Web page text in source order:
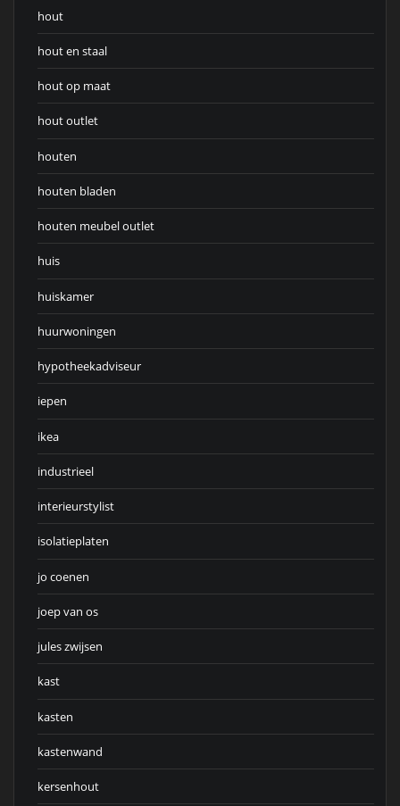
hout
hout en staal
hout op maat
hout outlet
houten
houten bladen
houten meubel outlet
huis
huiskamer
huurwoningen
hypotheekadviseur
iepen
ikea
industrieel
interieurstylist
isolatieplaten
jo coenen
joep van os
jules zwijsen
kast
kasten
kastenwand
kersenhout